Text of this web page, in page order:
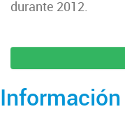
durante 2012.